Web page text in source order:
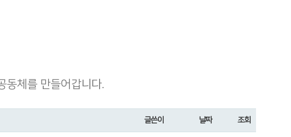
동체를 만들어갑니다.
글쓴이 날짜 조회